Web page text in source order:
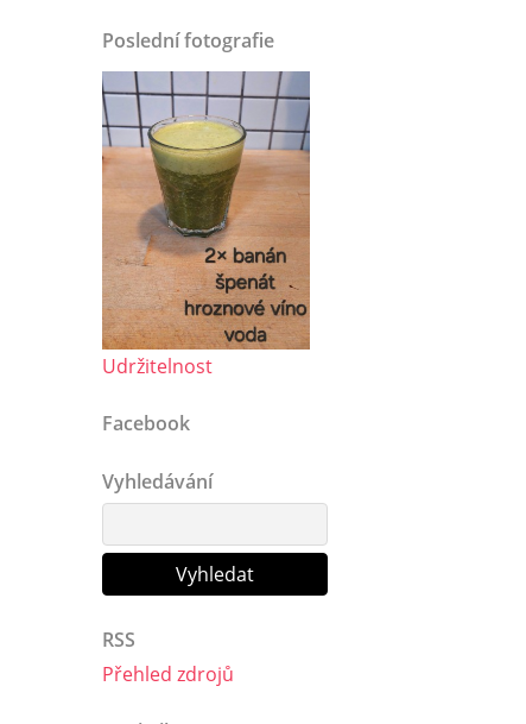
Poslední fotografie
Udržitelnost
Facebook
Vyhledávání
RSS
Přehled zdrojů